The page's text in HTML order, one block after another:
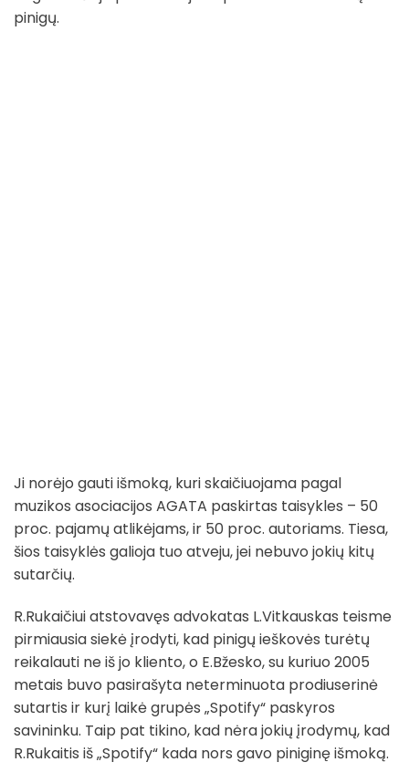
pinigų.
Ji norėjo gauti išmoką, kuri skaičiuojama pagal
muzikos asociacijos AGATA paskirtas taisykles – 50
proc. pajamų atlikėjams, ir 50 proc. autoriams. Tiesa,
šios taisyklės galioja tuo atveju, jei nebuvo jokių kitų
sutarčių.
R.Rukaičiui atstovavęs advokatas L.Vitkauskas teisme
pirmiausia siekė įrodyti, kad pinigų ieškovės turėtų
reikalauti ne iš jo kliento, o E.Bžesko, su kuriuo 2005
metais buvo pasirašyta neterminuota prodiuserinė
sutartis ir kurį laikė grupės „Spotify“ paskyros
savininku. Taip pat tikino, kad nėra jokių įrodymų, kad
R.Rukaitis iš „Spotify“ kada nors gavo piniginę išmoką.